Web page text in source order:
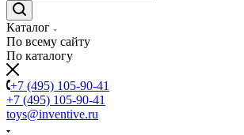
Каталог
По всему сайту
По каталогу
+7 (495) 105-90-41
+7 (495) 105-90-41
toys@inventive.ru